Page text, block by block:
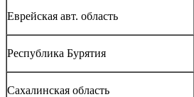
Еврейская авт. область
Республика Бурятия
Сахалинская область